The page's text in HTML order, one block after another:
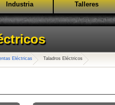
Industria Talleres
Eléctricas Taladros Eléctricos